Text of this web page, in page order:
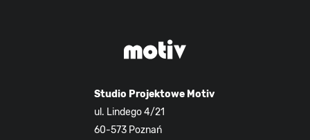
Studio Projektowe Motiv
ul. Lindego 4/21
60-573 Poznań